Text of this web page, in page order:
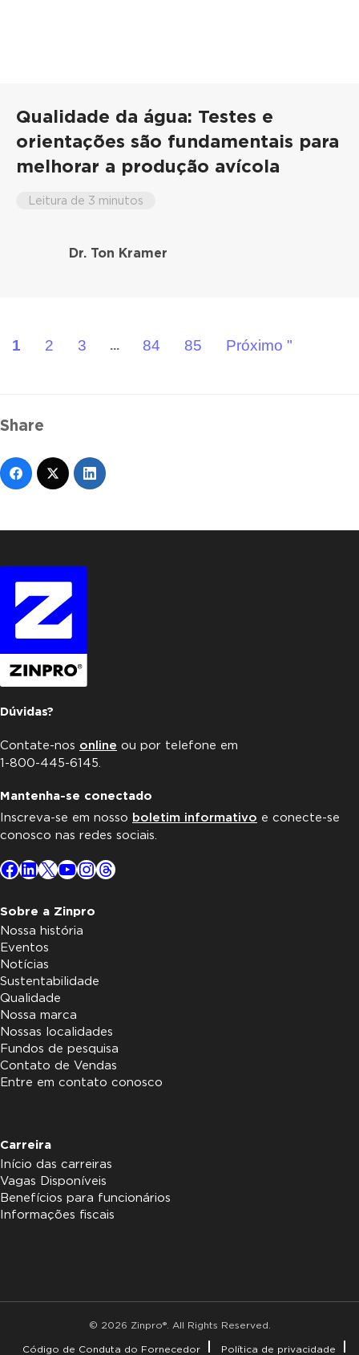
Qualidade da água: Testes e
orientações são fundamentais para
melhorar a produção avícola
Leitura de 3 minutos
Dr. Ton Kramer
1 2 3 ... 84 85 Próximo "
Share
Dúvidas?
Contate-nos online ou por telefone em
1-800-445-6145.
Mantenha-se conectado
Inscreva-se em nosso boletim informativo e conecte-se
conosco nas redes sociais.
Facebook
LinkedIn
X YouTube
Instagram
Threads
Sobre a Zinpro
Nossa história
Eventos
Notícias
Sustentabilidade
Qualidade
Nossa marca
Nossas localidades
Fundos de pesquisa
Contato de Vendas
Entre em contato conosco
Carreira
Início das carreiras
Vagas Disponíveis
Benefícios para funcionários
Informações fiscais
© 2026 Zinpro®. All Rights Reserved.
Código de Conduta do Fornecedor
Política de privacidade